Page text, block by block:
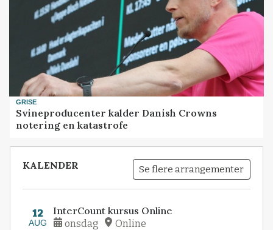
GRISE
Svineproducenter kalder Danish Crowns
notering en katastrofe
KALENDER Se flere arrangementer
12
AUG
InterCount kursus Online
onsdag Online